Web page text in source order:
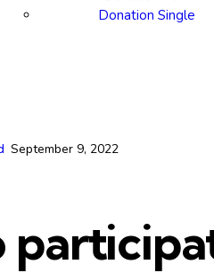
Donation Single
September 9, 2022